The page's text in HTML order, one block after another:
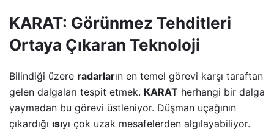
KARAT: Görünmez Tehditleri
Ortaya Çıkaran Teknoloji
Bilindiği üzere radarların en temel görevi karşı taraftan
gelen dalgaları tespit etmek. KARAT herhangi bir dalga
yaymadan bu görevi üstleniyor. Düşman uçağının
çıkardığı ısıyı çok uzak mesafelerden algılayabiliyor.